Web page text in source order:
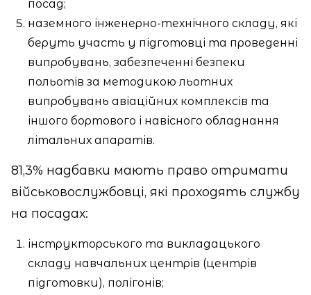
посад;
наземного інженерно-технічного складу, які
беруть участь у підготовці та проведенні
випробувань, забезпеченні безпеки
польотів за методикою льотних
випробувань авіаційних комплексів та
іншого бортового і навісного обладнання
літальних апаратів.
81,3% надбавки мають право отримати
військовослужбовці, які проходять службу
на посадах:
інструкторського та викладацького
складу навчальних центрів (центрів
підготовки), полігонів;